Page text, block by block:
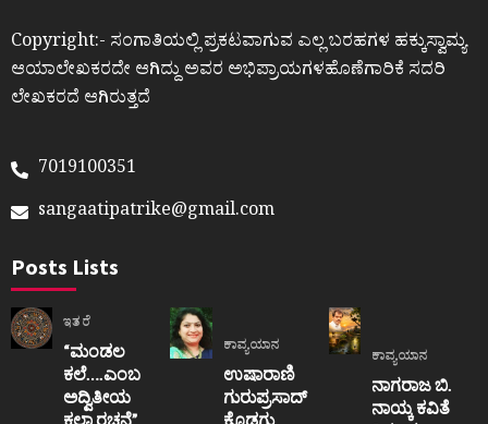
Copyright:- ಸಂಗಾತಿಯಲ್ಲಿ ಪ್ರಕಟವಾಗುವ ಎಲ್ಲ ಬರಹಗಳ ಹಕ್ಕುಸ್ವಾಮ್ಯ
ಆಯಾಲೇಖಕರದೇ ಆಗಿದ್ದು ಅವರ ಅಭಿಪ್ರಾಯಗಳಹೊಣೆಗಾರಿಕೆ ಸದರಿ
ಲೇಖಕರದೆ ಆಗಿರುತ್ತದೆ
7019100351
sangaatipatrike@gmail.com
Posts Lists
ಇತರೆ
“ಮಂಡಲ
ಕಲೆ….ಎಂಬ
ಅದ್ವಿತೀಯ
ಕಲಾ ರಚನೆ”‌
ಕಾವ್ಯಯಾನ
ಉಷಾರಾಣಿ
ಗುರುಪ್ರಸಾದ್
ಕೊಡಗು
ಕಾವ್ಯಯಾನ
ನಾಗರಾಜ ಬಿ.
ನಾಯ್ಕ ಕವಿತೆ